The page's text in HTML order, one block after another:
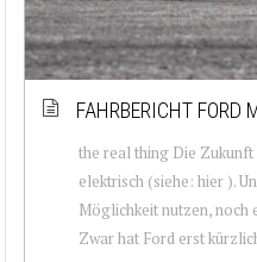
FAHRBERICHT FORD
the real thing Die
elektrisch (siehe: hier ).
Möglichkeit nutzen, noch
Zwar hat Ford erst